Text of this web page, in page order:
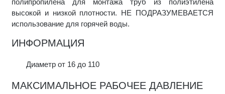
высокой и низкой плотности. НЕ ПОДРАЗУМЕВАЕТСЯ
использование для горячей воды.
ИНФОРМАЦИЯ
Диаметр от 16 до 110
МАКСИМАЛЬНОЕ РАБОЧЕЕ ДАВЛЕНИЕ